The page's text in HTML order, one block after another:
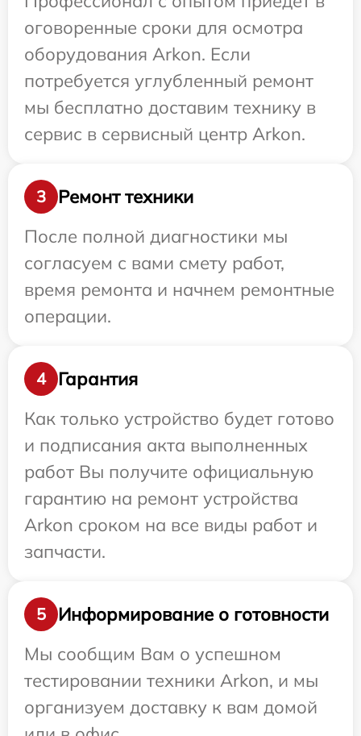
оговоренные сроки для осмотра
оборудования Arkon. Если
потребуется углубленный ремонт
мы бесплатно доставим технику в
сервис в сервисный центр Arkon.
3
Ремонт техники
После полной диагностики мы
согласуем с вами смету работ,
время ремонта и начнем ремонтные
операции.
4
Гарантия
Как только устройство будет готово
и подписания акта выполненных
работ Вы получите официальную
гарантию на ремонт устройства
Arkon сроком на все виды работ и
запчасти.
5
Информирование о готовности
Мы сообщим Вам о успешном
тестировании техники Arkon, и мы
организуем доставку к вам домой